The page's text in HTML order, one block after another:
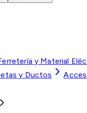
y Material
y Ductos